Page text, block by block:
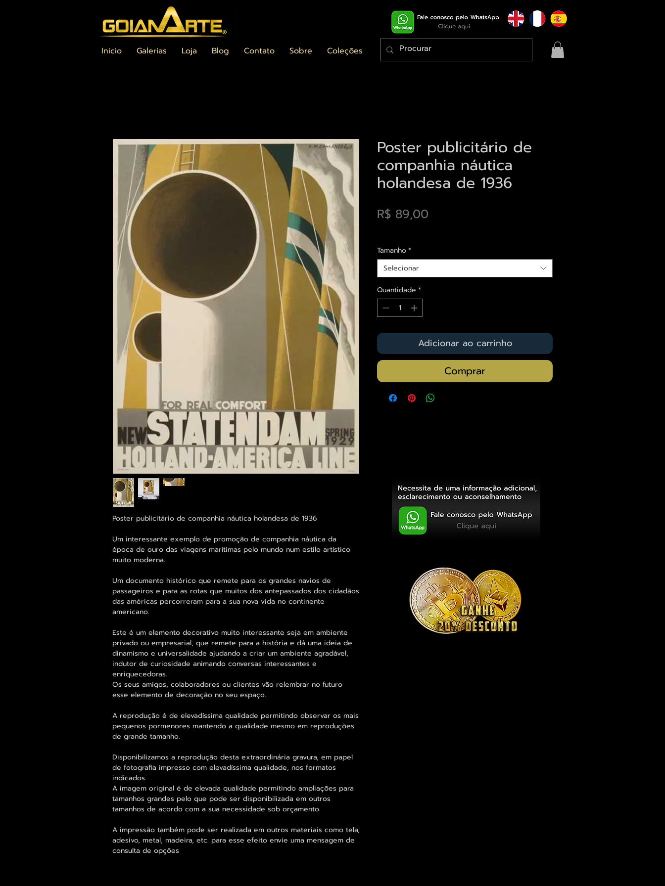
Inicio Galerias Loja Blog Contato Sobre Coleções
Poster publicitário de companhia náutica holandesa de 1936
Um interessante exemplo de promoção de companhia náutica da
época de ouro das viagens marítimas pelo mundo num estilo artístico
muito moderna.
Um documento histórico que remete para os grandes navios de
passageiros e para as rotas que muitos dos antepassados dos cidadãos
das américas percorreram para a sua nova vida no continente
americano.
Este é um elemento decorativo muito interessante seja em ambiente
privado ou empresarial, que remete para a história e dá uma ideia de
dinamismo e universalidade ajudando a criar um ambiente agradável,
indutor de curiosidade animando conversas interessantes e
enriquecedoras.
Os seus amigos, colaboradores ou clientes vão relembrar no futuro
esse elemento de decoração no seu espaço.
A reprodução é de elevadíssima qualidade permitindo observar os mais
pequenos pormenores mantendo a qualidade mesmo em reproduções
de grande tamanho.
Disponibilizamos a reprodução desta extraordinária gravura, em papel
de fotografia impresso com elevadíssima qualidade, nos formatos
indicados.
A imagem original é de elevada qualidade permitindo ampliações para
tamanhos grandes pelo que pode ser disponibilizada em outros
tamanhos de acordo com a sua necessidade sob orçamento.
A impressão também pode ser realizada em outros materiais como tela,
adesivo, metal, madeira, etc. para esse efeito envie uma mensagem de
consulta de opções
Poster publicitário de
companhia náutica
holandesa de 1936
R$ 89,00
Tamanho*
Selecionar
Quantidade *
Adicionar ao carrinho
Comprar